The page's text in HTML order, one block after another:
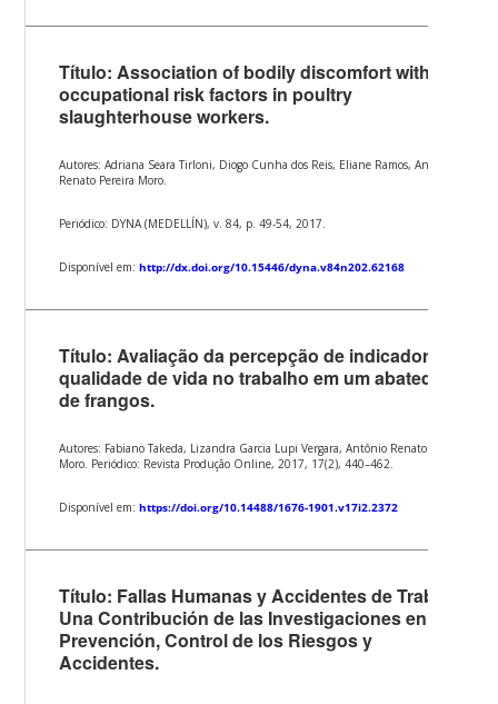
Título: Association of bodily discomfort with
occupational risk factors in poultry
slaughterhouse workers.
Autores: Adriana Seara Tirloni, Diogo Cunha dos Reis, Eliane Ramos, Antônio
Renato Pereira Moro.
Periódico: DYNA (MEDELLÍN), v. 84, p. 49-54, 2017.
Disponível em:http://dx.doi.org/10.15446/dyna.v84n202.62168
Título: Avaliação da percepção de indicadores de
qualidade de vida no trabalho em um abatedouro
de frangos.
Autores: Fabiano Takeda, Lizandra Garcia Lupi Vergara, Antônio Renato Pereira
Moro. Periódico: Revista Produção Online, 2017, 17(2), 440–462.
Disponível em:https://doi.org/10.14488/1676-1901.v17i2.2372
Título: Fallas Humanas y Accidentes de Trabajo:
Una Contribución de las Investigaciones en
Prevención, Control de los Riesgos y
Accidentes.